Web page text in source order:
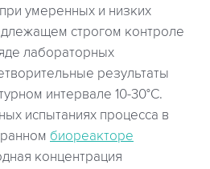
умеренных и низких
строгом контроле
лабораторных
результаты
интервале 10-30°С.
испытаниях процесса в
биореакторе
концентрация